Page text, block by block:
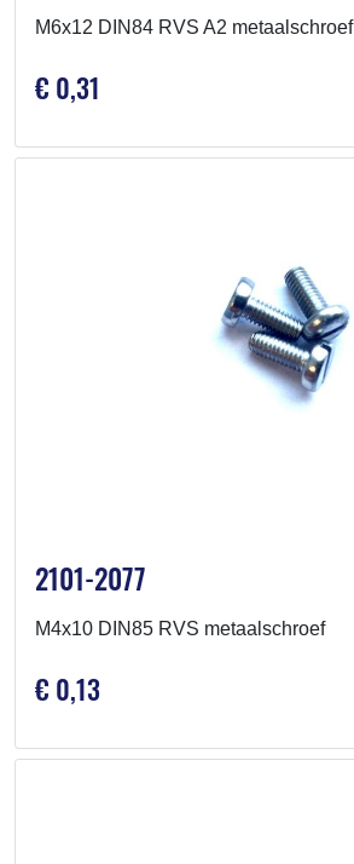
M6x12 DIN84 RVS A2 metaalschroef
€ 0,31
2101-2077
M4x10 DIN85 RVS metaalschroef
€ 0,13